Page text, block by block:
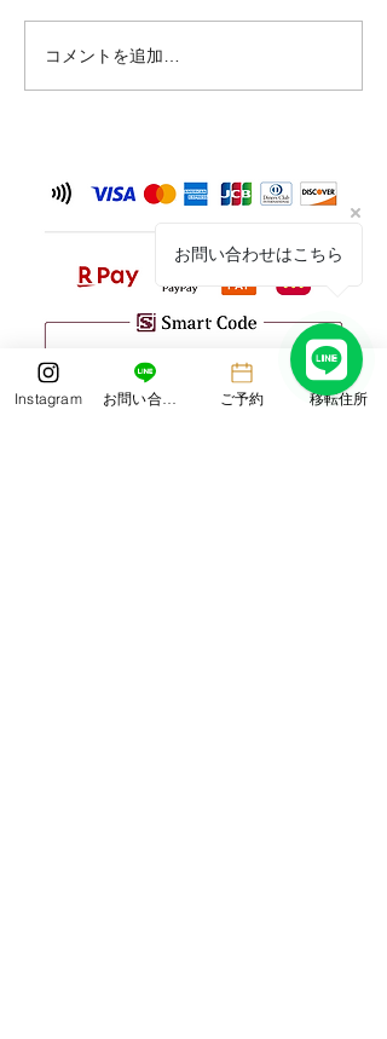
シーサー作りand絵付け体
験🌺
コメントを追加…
Instagram お問い合わせ ご予約 移転住所
お問い合わせはこちら